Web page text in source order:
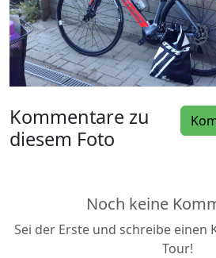
Kommentare zu
diesem Foto
Noch keine
Sei der Erste und schreibe einen
Tour!